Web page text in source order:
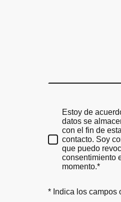
Estoy de
datos se
con el fin de
contacto. Soy
que puedo
consentimiento
momento.*
* Indica los campos